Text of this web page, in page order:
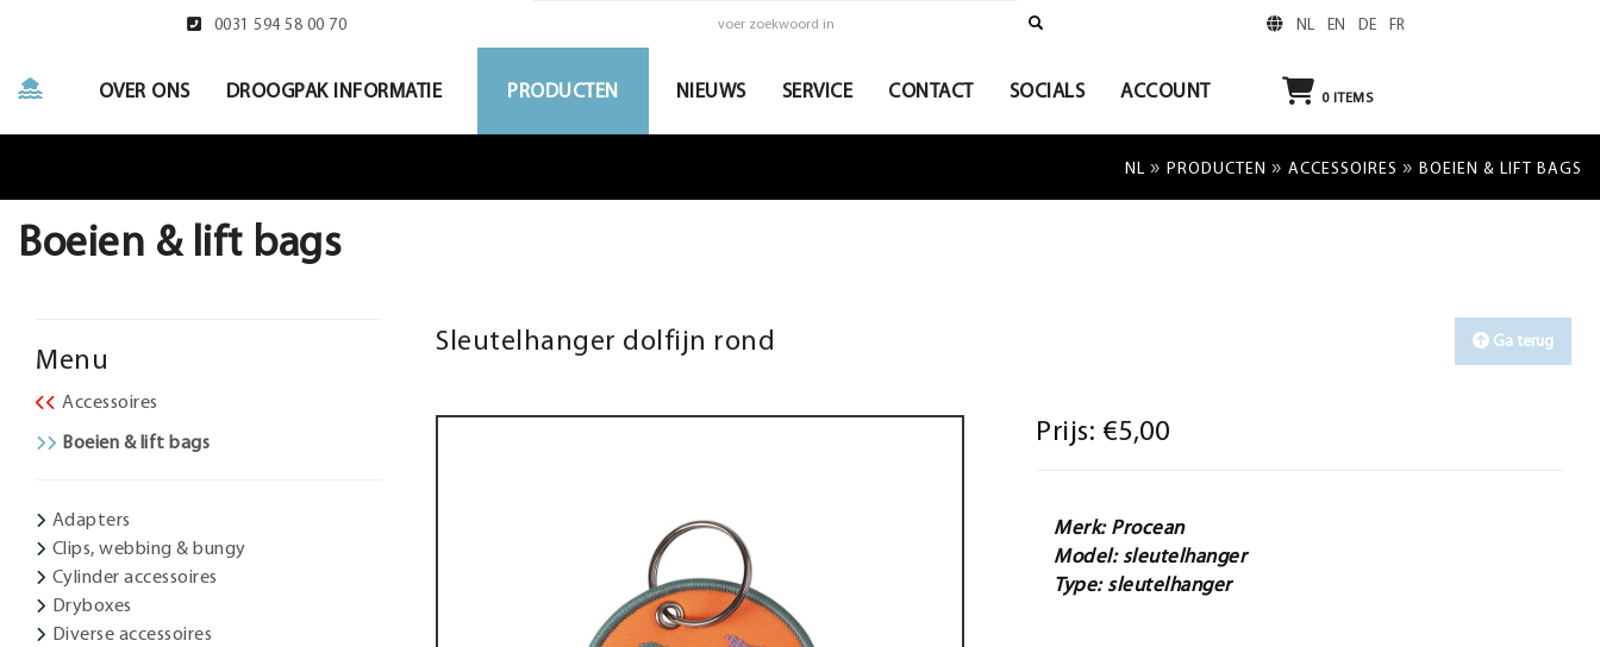
0031 594 58 00 70 NL EN DE FR
OVER ONS DROOGPAK INFORMATIE PRODUCTEN NIEUWS SERVICE CONTACT SOCIALS ACCOUNT 0ITEMS
NL » PRODUCTEN » ACCESSOIRES » BOEIEN & LIFT BAGS
Boeien & lift bags
Menu
Accessoires
Boeien & lift bags
Adapters
Clips, webbing & bungy
Cylinder accessoires
Dryboxes
Diverse accessoires
Sleutelhanger dolfijn rond Ga terug
Prijs: €5,00
Merk: Procean
Model: sleutelhanger
Type: sleutelhanger